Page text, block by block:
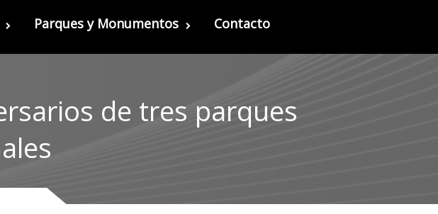
Parques y Monumentos Contacto
de tres parques